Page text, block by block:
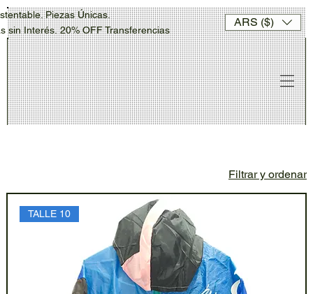
Piezas Únicas.
Interés. 20% OFF Transferencias
ARS ($)
Filtrar y ordenar
TALLE 10